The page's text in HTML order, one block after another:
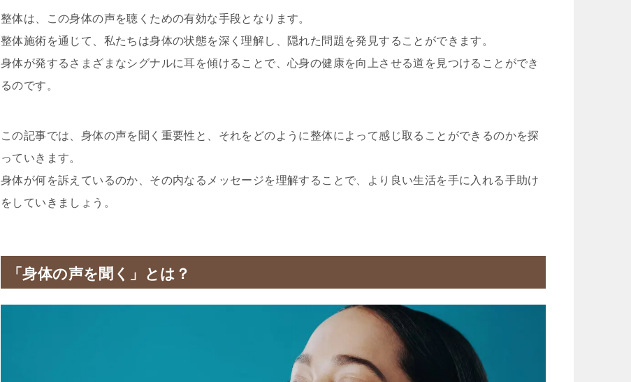
整体は、この身体の声を聴くための有効な手段となります。
整体施術を通じて、私たちは身体の状態を深く理解し、隠れた問題を発見することができます。
身体が発するさまざまなシグナルに耳を傾けることで、心身の健康を向上させる道を見つけることができ
るのです。
この記事では、身体の声を聞く重要性と、それをどのように整体によって感じ取ることができるのかを探
っていきます。
身体が何を訴えているのか、その内なるメッセージを理解することで、より良い生活を手に入れる手助け
をしていきましょう。
「身体の声を聞く」とは？